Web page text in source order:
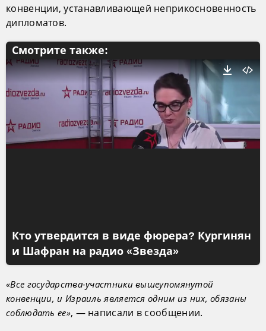
конвенции, устанавливающей неприкосновенность
дипломатов.
Смотрите также:
Кто утвердится в виде фюрера? Кургинян
и Шафран на радио «Звезда»
«Все государства-участники вышеупомянутой
конвенции, и Израиль является одним из них, обязаны
соблюдать ее», — написали в сообщении.